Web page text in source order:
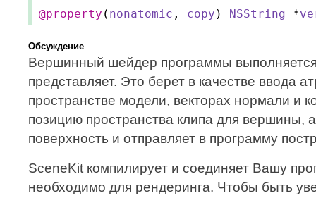
@property ( nonatomic , copy ) NSString *
Обсуждение
Вершинный шейдер программы
представляет. Это берет в качестве ввода
пространстве модели, векторах нормали и
позицию пространства клипа для вершины,
поверхность и отправляет в программу
SceneKit компилирует и соединяет Вашу
необходимо для рендеринга. Чтобы быть